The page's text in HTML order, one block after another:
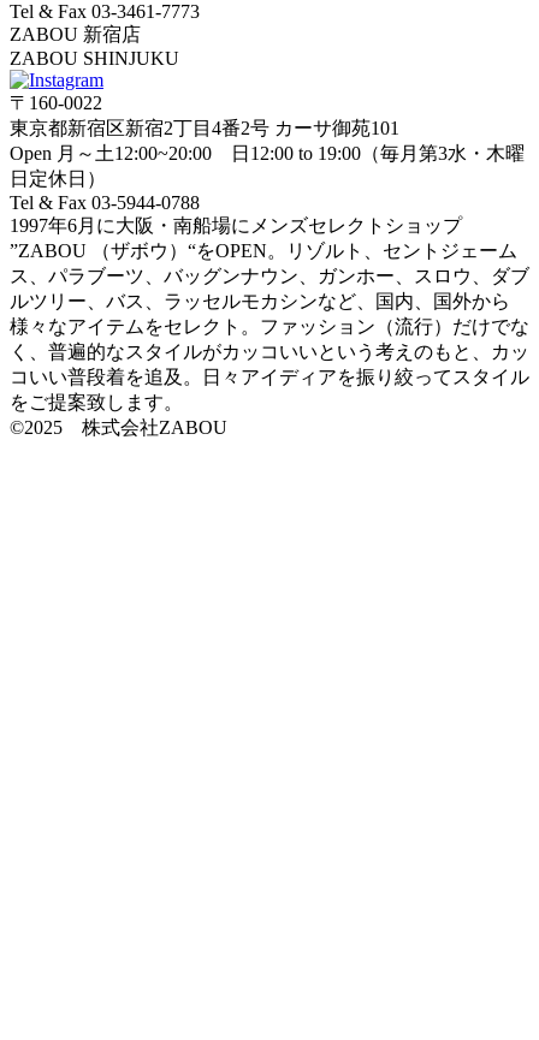
Tel & Fax 03-3461-7773
ZABOU 新宿店
ZABOU SHINJUKU
〒160-0022
東京都新宿区新宿2丁目4番2号 カーサ御苑101
Open 月～土12:00~20:00 日12:00 to 19:00（毎月第3水・木曜
日定休日）
Tel & Fax 03-5944-0788
1997年6月に大阪・南船場にメンズセレクトショップ
”ZABOU （ザボウ）“をOPEN。リゾルト、セントジェーム
ス、パラブーツ、バッグンナウン、ガンホー、スロウ、ダブ
ルツリー、バス、ラッセルモカシンなど、国内、国外から
様々なアイテムをセレクト。ファッション（流行）だけでな
く、普遍的なスタイルがカッコいいという考えのもと、カッ
コいい普段着を追及。日々アイディアを振り絞ってスタイル
をご提案致します。
©2025 株式会社ZABOU